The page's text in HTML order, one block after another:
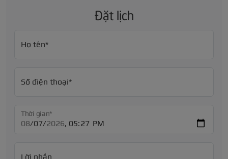
Đặt lịch
Họ tên*
Số điện thoại*
Thời gian*
Lời nhắn